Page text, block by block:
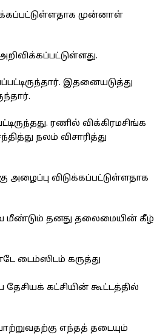
முன்னாள்
இதனையடுத்து
ரணில் விக்கிரமசிங்க
நலம் விசாரித்து
அழைப்பு விடுக்கப்பட்டுள்ளதாக
மீண்டும் தனது தலைமையின் கீழ்
டைம்ஸிடம் கருத்து
தேசியக் கட்சியின் கூட்டத்தில்
எந்தத் தடையும்